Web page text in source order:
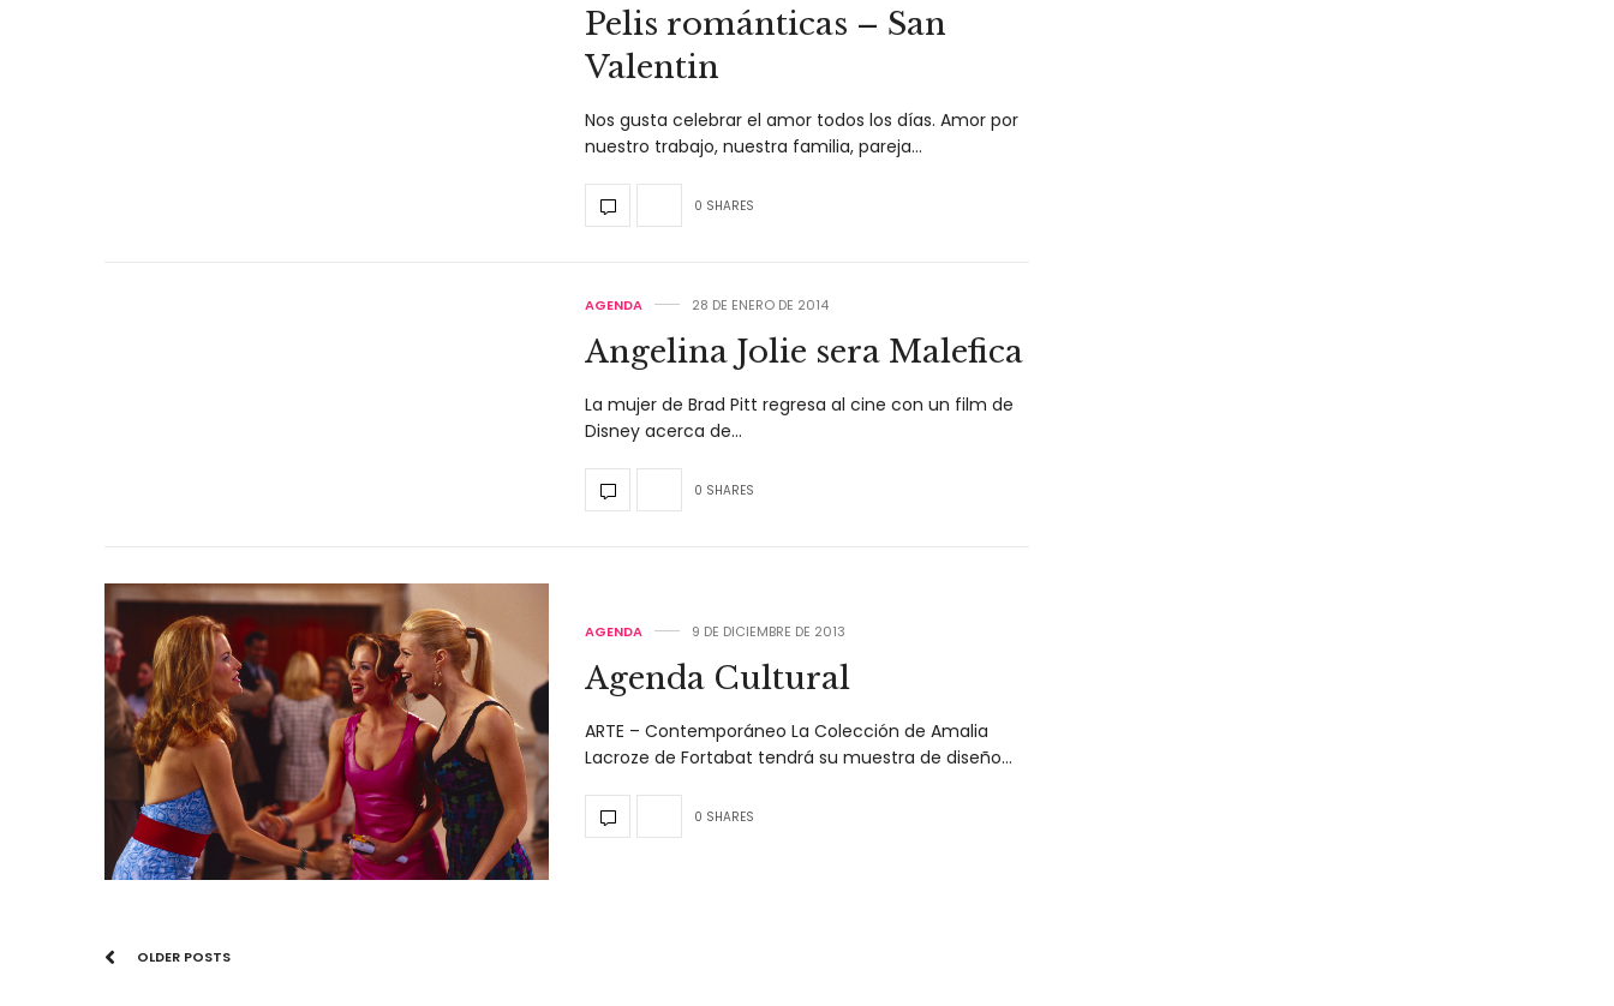
Pelis románticas – San
Valentin
Nos gusta celebrar el amor todos los días. Amor por
nuestro trabajo, nuestra familia, pareja…
0 SHARES
AGENDA 28 DE ENERO DE 2014
Angelina Jolie sera Malefica
La mujer de Brad Pitt regresa al cine con un film de
Disney acerca de…
0 SHARES
AGENDA 9 DE DICIEMBRE DE 2013
Agenda Cultural
ARTE – Contemporáneo La Colección de Amalia
Lacroze de Fortabat tendrá su muestra de diseño…
0 SHARES
OLDER POSTS